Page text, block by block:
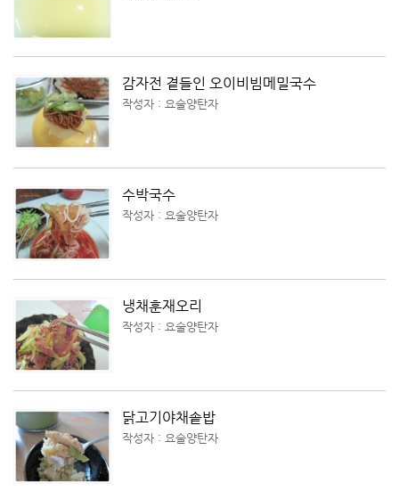
감자전 곁들인 오이비빔메밀국수
작성자 : 요술양탄자
수박국수
작성자 : 요술양탄자
냉채훈재오리
작성자 : 요술양탄자
닭고기야채솥밥
작성자 : 요술양탄자